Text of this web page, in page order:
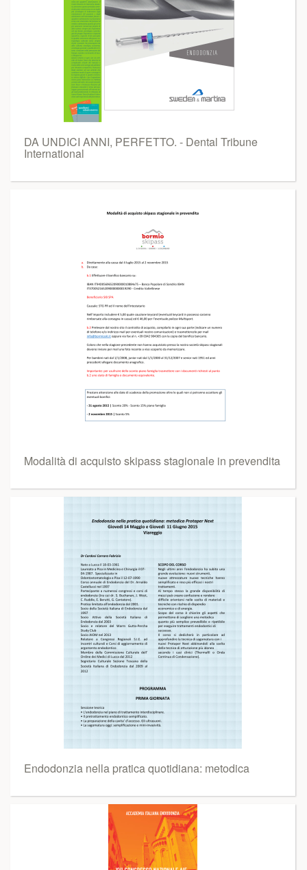
DA UNDICI ANNI, PERFETTO. - Dental Tribune
International
Modalità di acquisto skipass stagionale in prevendita
Endodonzia nella pratica quotidiana: metodica